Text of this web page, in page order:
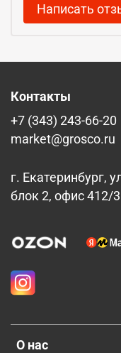
Написать
О нас
Контакты
+7 (343) 243-66-20
market@grosco.ru
г. Екатеринбург,
блок 2, офис 412/3